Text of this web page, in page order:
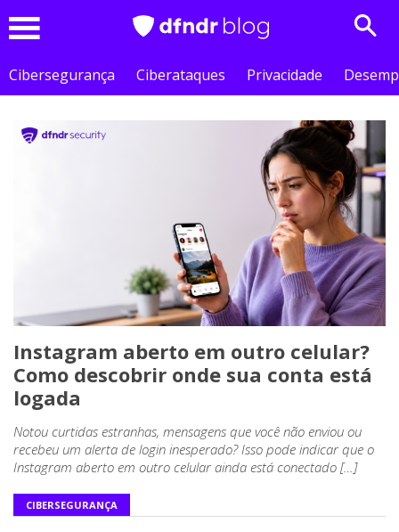
Cibersegurança
Ciberataques Privacidade
Instagram aberto em outro celular?
Como descobrir onde sua conta está
logada
Notou curtidas estranhas, mensagens que você não enviou ou
recebeu um alerta de login inesperado? Isso pode indicar que o
Instagram aberto em outro celular ainda está conectado […]
CIBERSEGURANÇA